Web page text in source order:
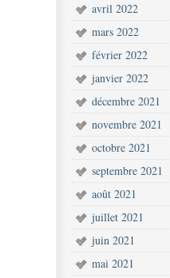
avril 2022
mars 2022
février 2022
janvier 2022
décembre 2021
novembre 2021
octobre 2021
septembre 2021
août 2021
juillet 2021
juin 2021
mai 2021